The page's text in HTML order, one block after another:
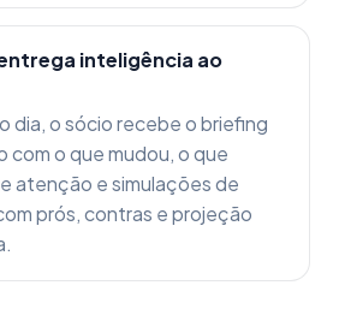
inteligência ao
dia, o sócio recebe o briefing
com o que mudou, o que
atenção e simulações de
prós, contras e projeção